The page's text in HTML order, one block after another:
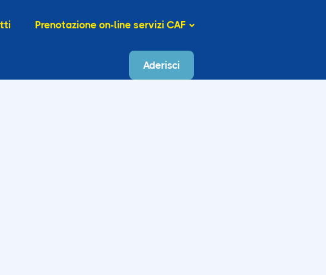
Prenotazione on-line servizi CAF
Aderisci